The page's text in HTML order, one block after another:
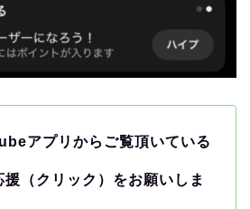
アプリからご覧頂いている
援（クリック）をお願いしま